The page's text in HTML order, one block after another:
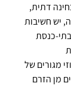
דתית,
יש חשיבות
כנסת
מגורים של
מן הזרם